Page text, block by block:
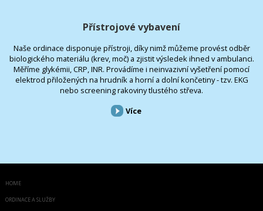
Přístrojové vybavení
Naše ordinace disponuje přístroji, díky nimž můžeme provést odběr
biologického materiálu (krev, moč) a zjistit výsledek ihned v ambulanci.
Měříme glykémii, CRP, INR. Provádíme i neinvazivní vyšetření pomocí
elektrod přiložených na hrudník a horní a dolní končetiny - tzv. EKG
nebo screening rakoviny tlustého střeva.
Více
HOME
ORDINACE A SLUŽBY